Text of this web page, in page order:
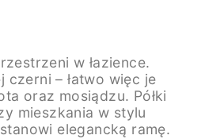
w łazience.
– łatwo więc je
oraz mosiądzu. Półki
mieszkania w stylu
elegancką ramę.